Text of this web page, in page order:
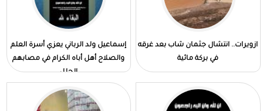
ازويرات.. انتشال جثمان شاب بعد غرقه
في بركة مائية
إسماعيل ولد الرباني يعزي أسرة العلم
والصلاح أهل أباه الكرام في مصابهم
الجلل